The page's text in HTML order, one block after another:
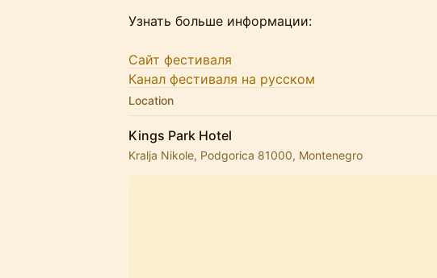
Узнать больше информации:
Сайт фестиваля
Канал фестиваля на русском
Location
Kings Park Hotel
Kralja Nikole, Podgorica 81000, Montenegro